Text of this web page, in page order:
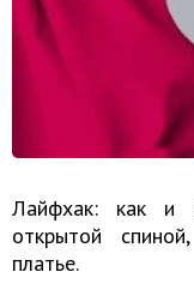
Лайфхак: как и
открытой
платье.